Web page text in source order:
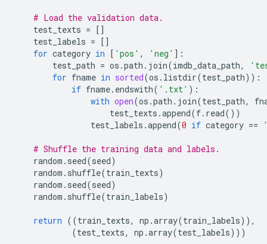
# Load the validation data.
test_texts = []
test_labels = []
for category in [ 'pos' , 'neg' ]:
test_path = os .path . join(imdb_data_path,
for fname in sorted(os . listdir(test_path)):
if fname. endswith( '.txt' ):
with open(os .path . join(test_path,
test_texts .append(f. read())
test_labels .append(0 if category ==
# Shuffle the training data and labels.
random . seed(seed)
random . shuffle(train_texts)
random . seed(seed)
random . shuffle(train_labels)
return ((train_texts, np .array(train_labels)),
(test_texts, np .array(test_labels)))